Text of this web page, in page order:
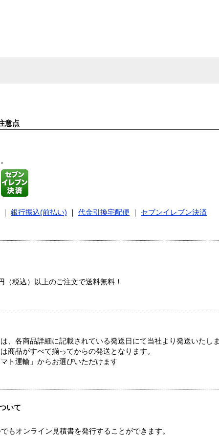
意点
銀行振込(前払い) 代金引換宅配便 セブンイレブン決済
税込）以上のご注文で送料無料！
、各商品詳細に記載されている発送日にて当社より発送いたし
商品がすべて揃ってからの発送となります。
ト運輸」からお選びいただけます
いて
もオンライン見積書を発行することができます。